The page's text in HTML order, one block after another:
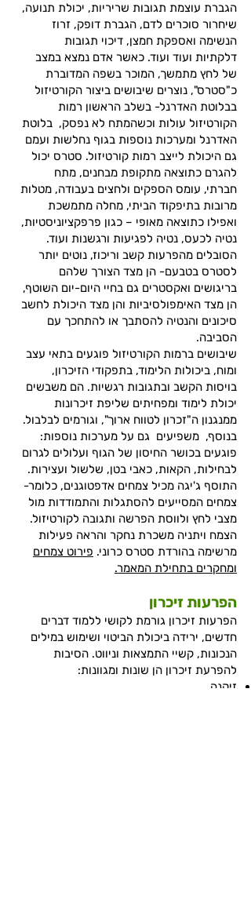
הגברת עוצמת תגובות שריריות, יכולת תנועה,
שיחרור סוכרים לדם, הגברת דופק, זרוז
הנשימה ואספקת חמצן, דיכוי תגובות
דלקתיות ועוד ועוד. כאשר אדם נמצא במצב
של לחץ מתמשך, המוכר בשפה המדוברת
כ"סטרס", נוצרים שיבושים ביצור הקורטיזול
בבלוטת האדרנל- בשלב הראשון רמות
הקורטיזול עולות וכשהמתח לא נפסק, בלוטת
האדרנל ומערכות נוספות בגוף נחלשות ועמם
גם היכולת לייצב רמות קורטיזול. סטרס יכול
להגרם כתוצאה מתקופת מבחנים, מתח
חברתי, עומס הספקים ולחצים בעבודה, מטלות
מרובות בתיפקוד הביתי, מחלה מתמשכת
ואפילו כתוצאה מאופי – כגון פרפקציוניסטיות,
נטיה לכעס, נטיה לפגיעות ורגשנות ועוד.
הסובלים מהפרעות קשב וריכוז, נוטים יותר
לסטרס בטבעם- הן מצד הצורך שלהם
בריגושים ואקסטרים גם בחיי היום-יום השוטף,
הן מצד האימפולסיביות והן מצד היכולת לחשב
סיכונים והנטיה להסתבך או להתחכך עם
הסביבה.
שיבושים ברמות הקורטיזול פוגעים בתאי עצב
ומוח, ביכולות הלימוד, בתפקודי הזיכרון,
בויסות הקשב ובתגובות רגשיות. הם משבשים
יכולת לימוד ומפחיתים שליפת זיכרונות
ממנגנון ה"זכרון לטווח ארוך", וגורמים לבלבול.
בנוסף, משפיעים גם על מערכות נוספות:
פוגעים בכושר החיסון של הגוף ועלולים לגרום
לבחילות, הקאות, כאבי בטן, שלשול ועצירות.
התוסף ג'יגה מכיל צמחים אדפטוגנים, כלומר-
צמחים המסייעים להסתגלות והתמודדות מול
מצבי לחץ ולווסת הפרשה ותגובה לקורטיזול.
הצמח ויתניה משכרת נחקר והראה פעילות
מרשימה בהורדת סטרס כרוני. פירוט צמחים
ומחקרים בתחילת המאמר.
הפרעות זיכרון
הפרעות זיכרון גורמת לקושי ללמוד דברים
חדשים, ירידה ביכולת הביטוי ושימוש במילים
הנכונות, קשיי התמצאות וניווט. הסיבות
להפרעת זיכרון הן שונות ומגוונות:
זיקנה